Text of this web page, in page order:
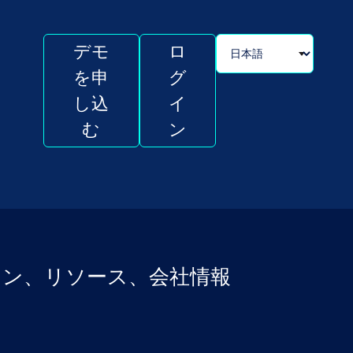
デモ
を申
し込
む
ロ
グ
イ
ン
、リソース、会社情報